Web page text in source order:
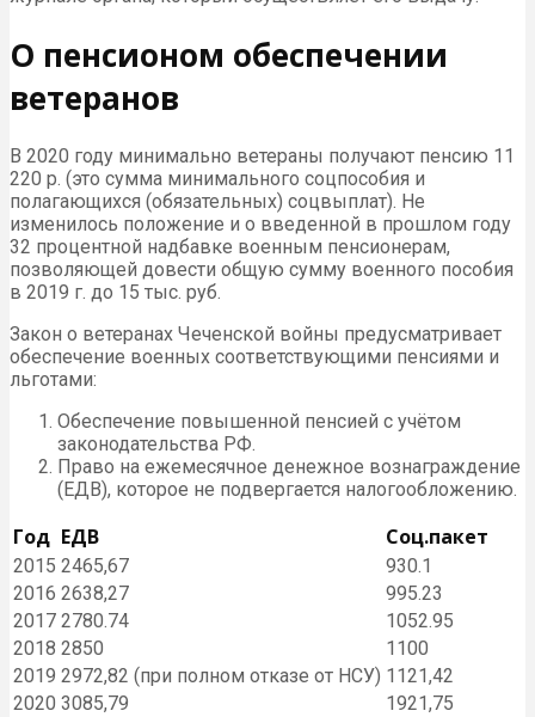
О пенсионом обеспечении
ветеранов
В 2020 году минимально ветераны получают пенсию 11
220 р. (это сумма минимального соцпособия и
полагающихся (обязательных) соцвыплат). Не
изменилось положение и о введенной в прошлом году
32 процентной надбавке военным пенсионерам,
позволяющей довести общую сумму военного пособия
в 2019 г. до 15 тыс. руб.
Закон о ветеранах Чеченской войны предусматривает
обеспечение военных соответствующими пенсиями и
льготами:
Обеспечение повышенной пенсией с учётом
законодательства РФ.
Право на ежемесячное денежное вознаграждение
(ЕДВ), которое не подвергается налогообложению.
Год ЕДВ Соц.пакет
2015 2465,67
930.1
2016 2638,27
995.23
2017 2780.74
1052.95
2018 2850
1100
2019 2972,82 (при полном отказе от НСУ) 1121,42
2020 3085,79 1921,75